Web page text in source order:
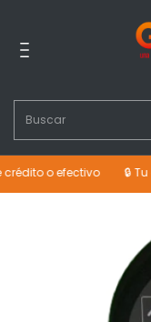
o efectivo 🔒